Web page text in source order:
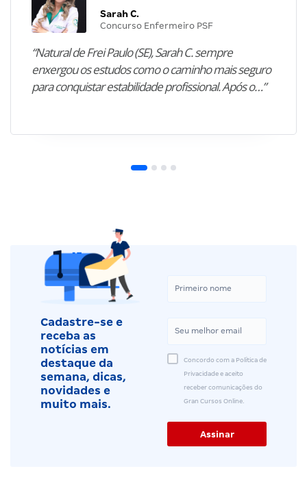
Sarah C.
Concurso Enfermeiro PSF
“Natural de Frei Paulo (SE), Sarah C. sempre
enxergou os estudos como o caminho mais seguro
para conquistar estabilidade profissional. Após o…”
Cadastre-se e
receba as
notícias em
destaque da
semana, dicas,
novidades e
muito mais.
Concordo com a Política de
Privacidade e aceito
receber comunicações do
Gran Cursos Online.